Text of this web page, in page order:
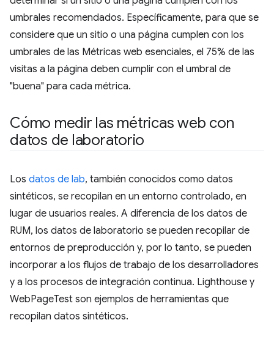
umbrales recomendados. Específicamente, para que se
considere que un sitio o una página cumplen con los
umbrales de las Métricas web esenciales, el 75% de las
visitas a la página deben cumplir con el umbral de
"buena" para cada métrica.
Cómo medir las métricas web con
datos de laboratorio
Los datos de lab, también conocidos como datos
sintéticos, se recopilan en un entorno controlado, en
lugar de usuarios reales. A diferencia de los datos de
RUM, los datos de laboratorio se pueden recopilar de
entornos de preproducción y, por lo tanto, se pueden
incorporar a los flujos de trabajo de los desarrolladores
y a los procesos de integración continua. Lighthouse y
WebPageTest son ejemplos de herramientas que
recopilan datos sintéticos.